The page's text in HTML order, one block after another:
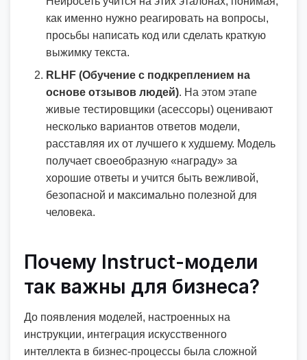
как именно нужно реагировать на вопросы,
просьбы написать код или сделать краткую
выжимку текста.
RLHF (Обучение с подкреплением на
основе отзывов людей). На этом этапе
живые тестировщики (асессоры) оценивают
несколько вариантов ответов модели,
расставляя их от лучшего к худшему. Модель
получает своеобразную «награду» за
хорошие ответы и учится быть вежливой,
безопасной и максимально полезной для
человека.
Почему Instruct-модели
так важны для бизнеса?
До появления моделей, настроенных на
инструкции, интеграция искусственного
интеллекта в бизнес-процессы была сложной